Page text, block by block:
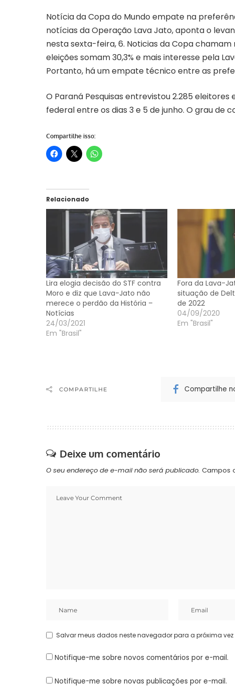
Notícia da Copa do Mundo empate na
notícias da Operação Lava Jato, aponta o
nesta sexta-feira, 6. Noticias da Copa chamam
eleições somam 30,3% e mais interesse pela
Portanto, há um empate técnico entre as
O Paraná Pesquisas entrevistou 2.285
federal entre os dias 3 e 5 de junho. O grau de
Compartilhe isso:
Relacionado
Lira elogia decisão do STF contra
Moro e diz que Lava-Jato não
merece o perdão da História –
Notícias
24/03/2021
Em "Brasil"
Fora da Lava-
situação de
de 2022
04/09/2020
Em "Brasil"
COMPARTILHE Compartilhe
Deixe um comentário
O seu endereço de e-mail não será publicado. Campos
Salvar meus dados neste navegador para a próxima
Notifique-me sobre novos comentários por e-mail.
Notifique-me sobre novas publicações por e-mail.